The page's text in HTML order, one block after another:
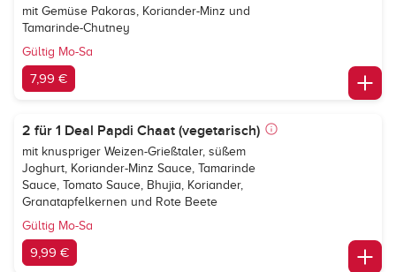
mit Gemüse Pakoras, Koriander-Minz und
Tamarinde-Chutney
Gültig Mo-Sa
7,99 €
2 für 1 Deal Papdi Chaat (vegetarisch)
mit knuspriger Weizen-Grießtaler, süßem
Joghurt, Koriander-Minz Sauce, Tamarinde
Sauce, Tomato Sauce, Bhujia, Koriander,
Granatapfelkernen und Rote Beete
Gültig Mo-Sa
9,99 €